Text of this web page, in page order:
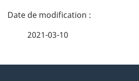
D
2021-03-10